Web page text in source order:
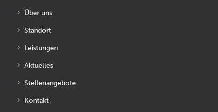
Über uns
Standort
Leistungen
Aktuelles
Stellenangebote
Kontakt